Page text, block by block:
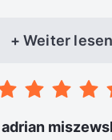
+ Weiter lesen
adrian